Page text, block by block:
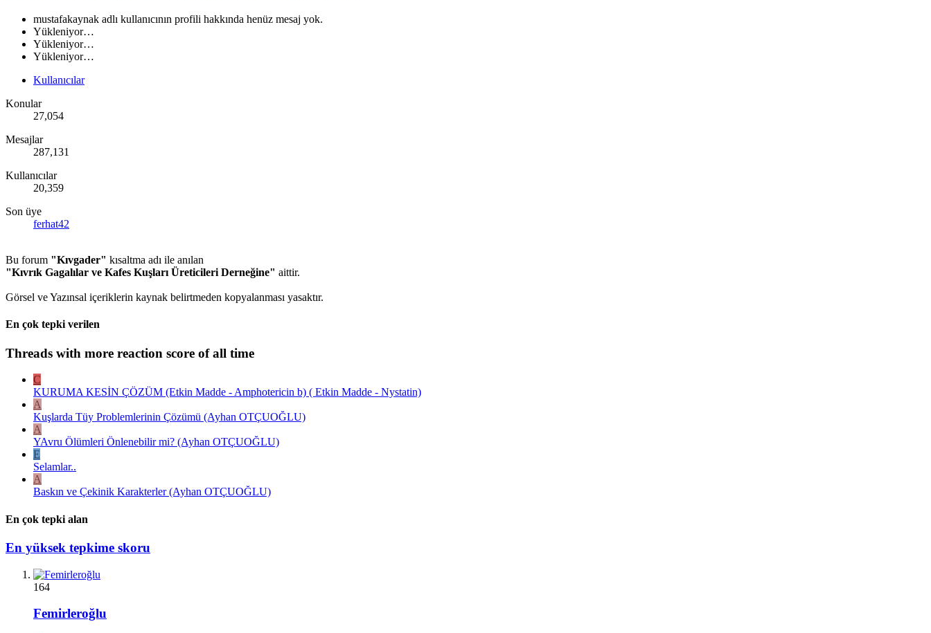
mustafakaynak adlı kullanıcının profili hakkında henüz mesaj yok.
Yükleniyor…
Yükleniyor…
Yükleniyor…
Kullanıcılar
Konular
27,054
Mesajlar
287,131
Kullanıcılar
20,359
Son üye
ferhat42
Bu forum "Kıvgader" kısaltma adı ile anılan
"Kıvrık Gagalılar ve Kafes Kuşları Üreticileri Derneğine" aittir.
Görsel ve Yazınsal içeriklerin kaynak belirtmeden kopyalanması yasaktır.
En çok tepki verilen
Threads with more reaction score of all time
C
KURUMA KESİN ÇÖZÜM (Etkin Madde - Amphotericin b) ( Etkin Madde - Nystatin)
A
Kuşlarda Tüy Problemlerinin Çözümü (Ayhan OTÇUOĞLU)
A
YAvru Ölümleri Önlenebilir mi? (Ayhan OTÇUOĞLU)
E
Selamlar..
A
Baskın ve Çekinik Karakterler (Ayhan OTÇUOĞLU)
En çok tepki alan
En yüksek tepkime skoru
164
Femirleroğlu